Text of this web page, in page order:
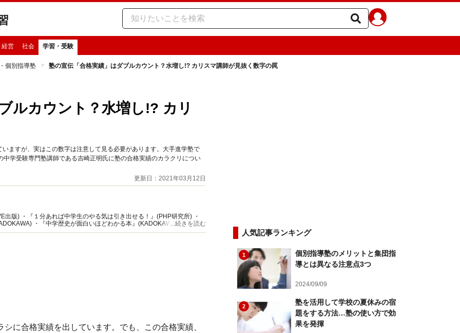
経営 社会 学習・受験
個別指導塾 塾の宣伝「合格実績」はダブルカウント？水増し!? カリスマ講師が見抜く数字の罠
ルカウント？水増し!? カリ
ますが、実はこの数字は注意して見る必要があります。大手進学塾で
学受験専門塾講師である吉崎正明氏に塾の合格実績のカラクリについ
更新日：2021年03月12日
版) ・『１分あれば中学生のやる気は引き出せる！』(PHP研究所) ・
・『中学歴史が面白いほどわかる本』(KADOKAWA) ・『中学
...続きを読む
に合格実績を出しています。でも、この合格実績、
人気記事ランキング
1
個別指導塾のメリットと集団指
導とは異なる注意点3つ
2024/09/09
2
塾を活用して学校の夏休みの宿
題をする方法…塾の使い方で効
果を発揮